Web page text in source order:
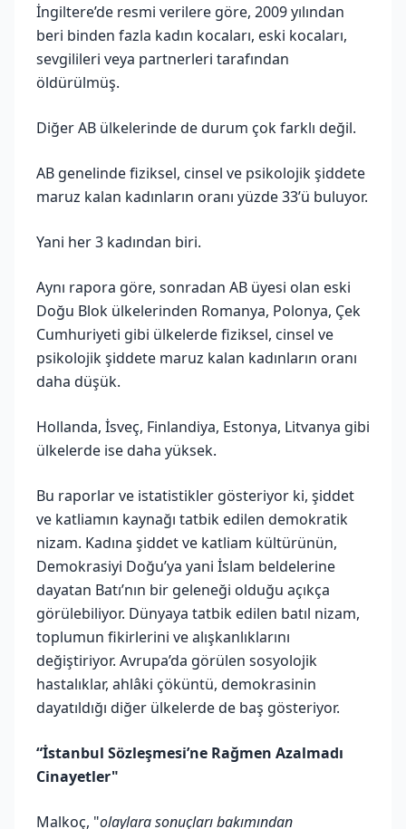
İngiltere’de resmi verilere göre, 2009 yılından
beri binden fazla kadın kocaları, eski kocaları,
sevgilileri veya partnerleri tarafından
öldürülmüş.
Diğer AB ülkelerinde de durum çok farklı değil.
AB genelinde fiziksel, cinsel ve psikolojik şiddete
maruz kalan kadınların oranı yüzde 33’ü buluyor.
Yani her 3 kadından biri.
Aynı rapora göre, sonradan AB üyesi olan eski
Doğu Blok ülkelerinden Romanya, Polonya, Çek
Cumhuriyeti gibi ülkelerde fiziksel, cinsel ve
psikolojik şiddete maruz kalan kadınların oranı
daha düşük.
Hollanda, İsveç, Finlandiya, Estonya, Litvanya gibi
ülkelerde ise daha yüksek.
Bu raporlar ve istatistikler gösteriyor ki, şiddet
ve katliamın kaynağı tatbik edilen demokratik
nizam. Kadına şiddet ve katliam kültürünün,
Demokrasiyi Doğu’ya yani İslam beldelerine
dayatan Batı’nın bir geleneği olduğu açıkça
görülebiliyor. Dünyaya tatbik edilen batıl nizam,
toplumun fikirlerini ve alışkanlıklarını
değiştiriyor. Avrupa’da görülen sosyolojik
hastalıklar, ahlâki çöküntü, demokrasinin
dayatıldığı diğer ülkelerde de baş gösteriyor.
“İstanbul Sözleşmesi’ne Rağmen Azalmadı
Cinayetler"
Malkoç, "olaylara sonuçları bakımından